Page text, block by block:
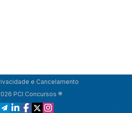
e Cancelamento
PCI Concursos ®